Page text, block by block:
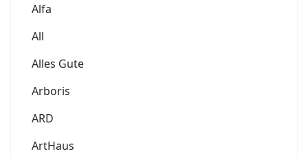
Alfa
All
Alles Gute
Arboris
ARD
ArtHaus